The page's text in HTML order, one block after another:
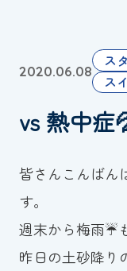
団体会員募
保護者の方
採用情報
お知らせ
カレンダー
2020.06.08
ス
ス
vs 熱中症
皆さんこんばん
す。
週末から梅雨☔️
昨日の土砂降り